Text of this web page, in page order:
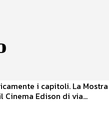
i capitoli. La Mostra di
Edison di via...